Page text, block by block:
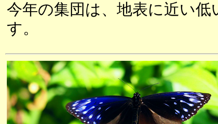
今年の集団は、地表に近い
す。